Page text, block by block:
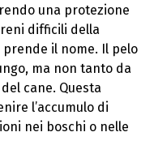
una protezione
difficili della
prende il nome. Il pelo
ma non tanto da
cane. Questa
l’accumulo di
nei boschi o nelle